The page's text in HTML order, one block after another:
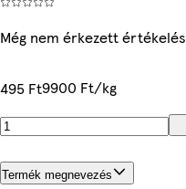
Még nem érkezett értékelés
495 Ft9900 Ft/kg
Termék megnevezés